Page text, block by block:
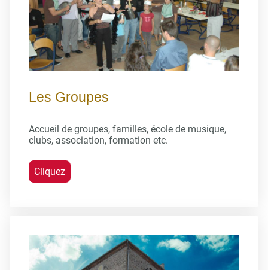
Les Groupes
Accueil de groupes, familles, école de musique,
clubs, association, formation etc.
Cliquez